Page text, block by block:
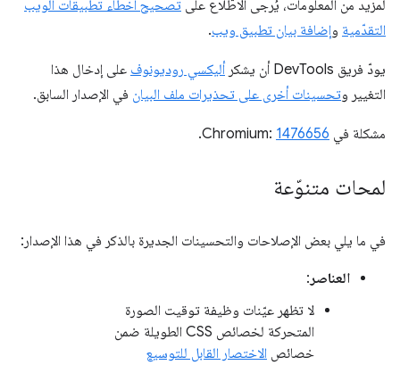
لمزيد من المعلومات، يُرجى الاطّلاع على تصحيح أخطاء تطبيقات الويب
التقدّمية وإضافة بيان تطبيق ويب.
يودّ فريق DevTools أن يشكر أليكسي روديونوف على إدخال هذا
التغيير وتحسينات أخرى على تحذيرات ملف البيان في الإصدار السابق.
مشكلة في Chromium: 1476656
.
لمحات متنوّعة
في ما يلي بعض الإصلاحات والتحسينات الجديرة بالذكر في هذا الإصدار:
العناصر :
لا تظهر عيّنات وظيفة توقيت الصورة
المتحركة لخصائص CSS الطويلة ضمن
خصائص الاختصار القابل للتوسيع